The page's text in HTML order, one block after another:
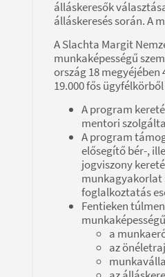
álláskeresők
álláskeresés során. A
A Slachta Margit
munkaképességű
ország 18
19.000 fős
A program
mentori
A program
elősegítő bér-,
jogviszony
foglalkoztatás
Fentieken
a
az